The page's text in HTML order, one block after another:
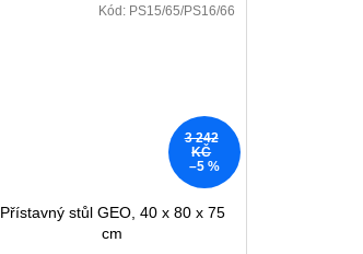
3 242
KČ
–5 %
Přístavný stůl GEO, 40 x 80 x 75
cm
Kód: PS15/65/PS16/66